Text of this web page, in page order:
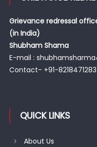
Grievance redressal
(in India)
Shubham Shama
E-mail :
Contact- +91-8218471283
QUICK LINKS
About Us